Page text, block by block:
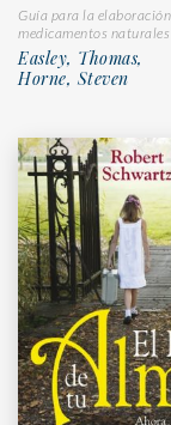
Guía para la
medicamentos naturales
Easley, Thomas,
Horne, Steven